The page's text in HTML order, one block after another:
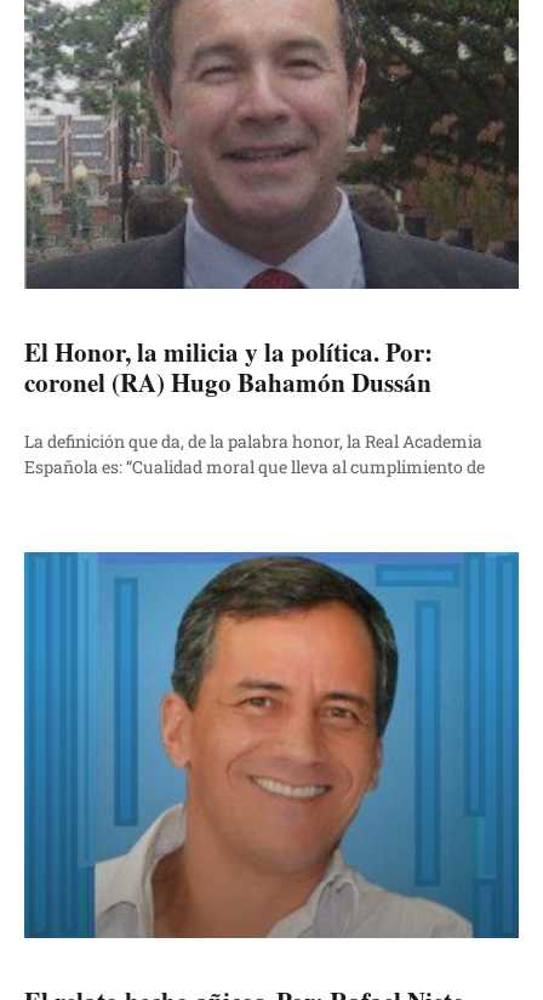
El Honor, la milicia y la política. Por:
coronel (RA) Hugo Bahamón Dussán
La definición que da, de la palabra honor, la Real Academia
Española es: “Cualidad moral que lleva al cumplimiento de